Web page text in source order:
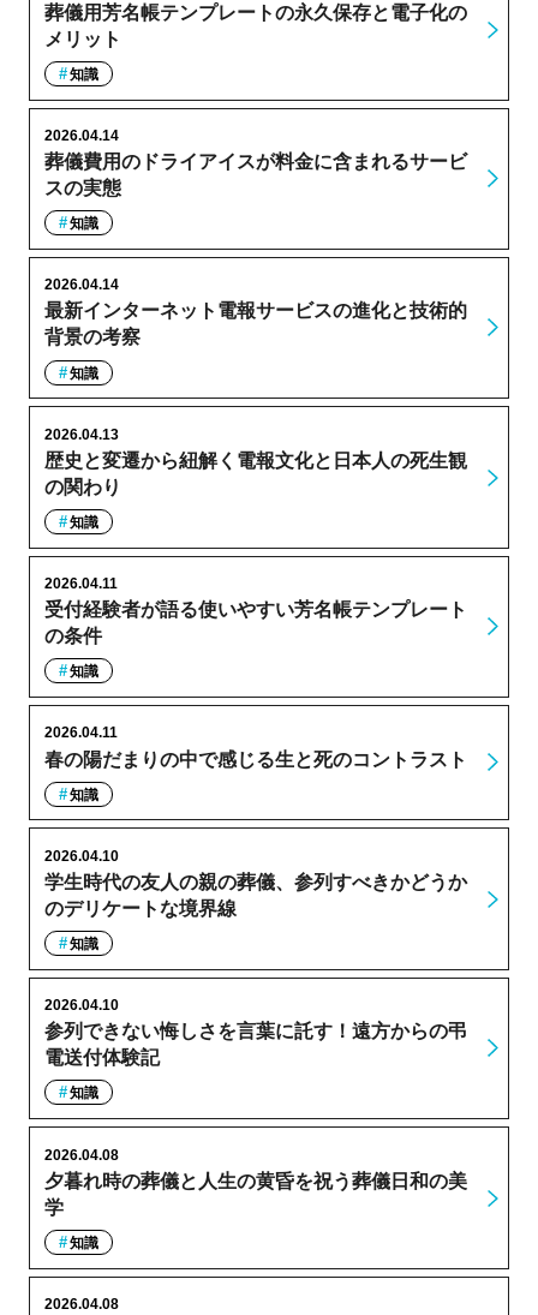
葬儀用芳名帳テンプレートの永久保存と電子化の
メリット
知識
葬儀費用のドライアイスが料金に含まれるサービ
スの実態
2026.04.14
知識
最新インターネット電報サービスの進化と技術的
背景の考察
2026.04.14
知識
歴史と変遷から紐解く電報文化と日本人の死生観
の関わり
2026.04.13
知識
受付経験者が語る使いやすい芳名帳テンプレート
の条件
2026.04.11
知識
春の陽だまりの中で感じる生と死のコントラスト
2026.04.11
知識
学生時代の友人の親の葬儀、参列すべきかどうか
のデリケートな境界線
2026.04.10
知識
参列できない悔しさを言葉に託す！遠方からの弔
電送付体験記
2026.04.10
知識
夕暮れ時の葬儀と人生の黄昏を祝う葬儀日和の美
学
2026.04.08
知識
2026.04.08